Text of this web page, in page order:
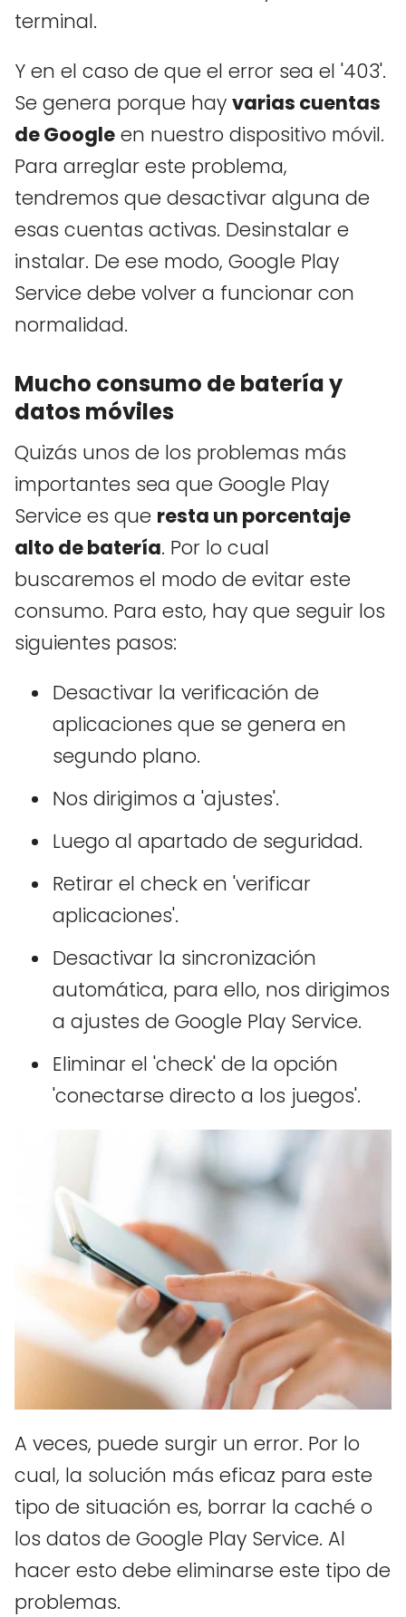
terminal.
Y en el caso de que el error sea el '403'.
Se genera porque hay varias cuentas
de Google en nuestro dispositivo móvil.
Para arreglar este problema,
tendremos que desactivar alguna de
esas cuentas activas. Desinstalar e
instalar. De ese modo, Google Play
Service debe volver a funcionar con
normalidad.
Mucho consumo de batería y
datos móviles
Quizás unos de los problemas más
importantes sea que Google Play
Service es que resta un porcentaje
alto de batería. Por lo cual
buscaremos el modo de evitar este
consumo. Para esto, hay que seguir los
siguientes pasos:
Desactivar la verificación de
aplicaciones que se genera en
segundo plano.
Nos dirigimos a 'ajustes'.
Luego al apartado de seguridad.
Retirar el check en 'verificar
aplicaciones'.
Desactivar la sincronización
automática, para ello, nos dirigimos
a ajustes de Google Play Service.
Eliminar el 'check' de la opción
'conectarse directo a los juegos'.
A veces, puede surgir un error. Por lo
cual, la solución más eficaz para este
tipo de situación es, borrar la caché o
los datos de Google Play Service. Al
hacer esto debe eliminarse este tipo de
problemas.